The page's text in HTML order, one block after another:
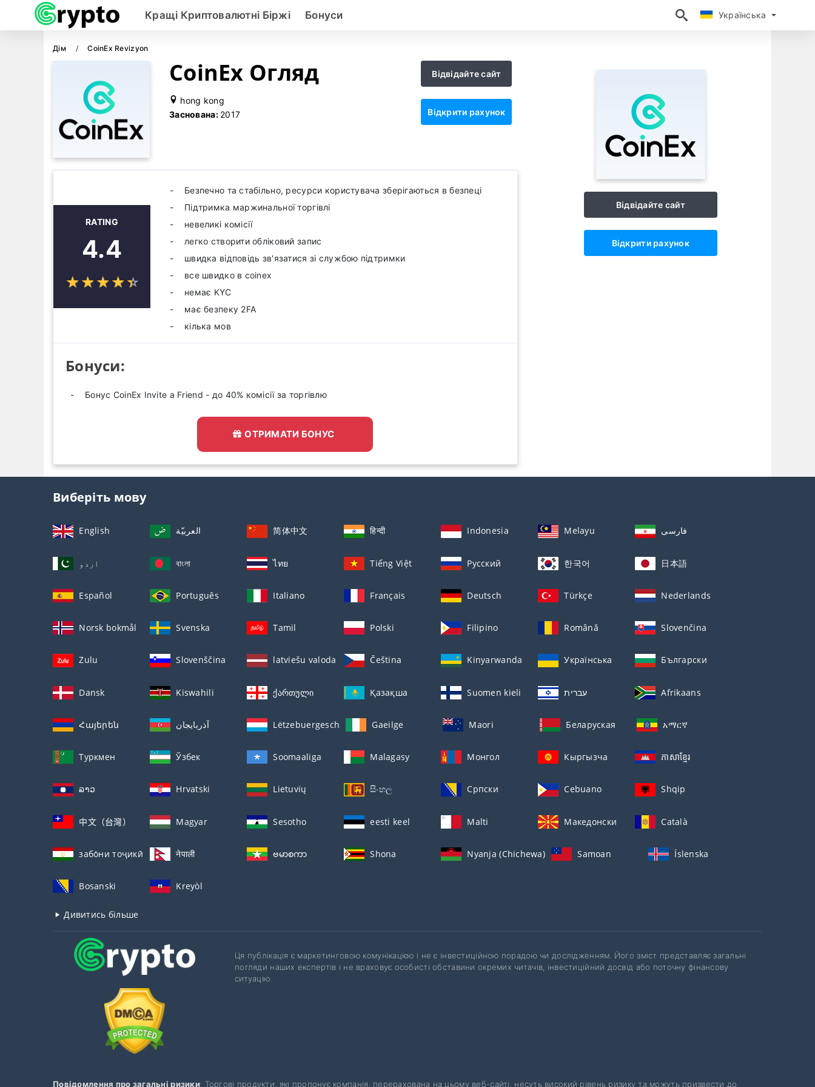
Українська
Кращі Криптовалютні Біржі Бонуси Українська
Дім CoinEx Revizyon
CoinEx Огляд
hong kong
Заснована: 2017
Відвідайте сайт
Відкрити рахунок
RATING
4.4
☆☆☆☆☆
★★★★★
Безпечно та стабільно, ресурси користувача зберігаються в безпеці
Підтримка маржинальної торгівлі
невеликі комісії
легко створити обліковий запис
швидка відповідь зв'язатися зі службою підтримки
все швидко в coinex
немає KYC
має безпеку 2FA
кілька мов
Бонуси:
Бонус CoinEx Invite a Friend - до 40% комісії за торгівлю
ОТРИМАТИ БОНУС
Відвідайте сайт
Відкрити рахунок
Виберіть мову
English العربيّة 简体中文 हिन्दी Indonesia Melayu فارسی
اردو বাংলা ไทย Tiếng Việt Русский 한국어 日本語
Español Português Italiano Français Deutsch Türkçe Nederlands
Norsk bokmål Svenska Tamil Polski Filipino Română Slovenčina
Zulu Slovenščina latviešu valoda Čeština Kinyarwanda Українська Български
Dansk Kiswahili ქართული Қазақша Suomen kieli עברית Afrikaans
Հայերեն آذربايجان Lëtzebuergesch Gaeilge Maori Беларуская አማርኛ
Туркмен Ўзбек Soomaaliga Malagasy Монгол Кыргызча ភាសាខ្មែរ
ລາວ Hrvatski Lietuvių සිංහල Српски Cebuano Shqip
中文（台灣） Magyar Sesotho eesti keel Malti Македонски Català
забо́ни тоҷикӣ́ नेपाली ဗမာစကာ Shona Nyanja (Chichewa) Samoan Íslenska
Bosanski Kreyòl
Дивитись більше
Ця публікація є маркетинговою комунікацією і не є інвестиційною порадою чи дослідженням. Його зміст представляє загальні
погляди наших експертів і не враховує особисті обставини окремих читачів, інвестиційний досвід або поточну фінансову
ситуацію.
Повідомлення про загальні ризики: Торгові продукти, які пропонує компанія, перерахована на цьому веб-сайті, несуть високий рівень ризику та можуть призвести до